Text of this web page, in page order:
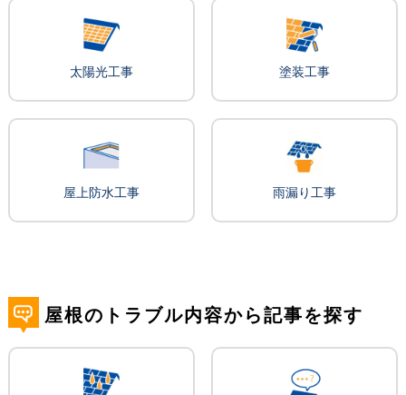
太陽光工事 塗装工事
屋上防水工事 雨漏り工事
屋根のトラブル内容から記事を探す